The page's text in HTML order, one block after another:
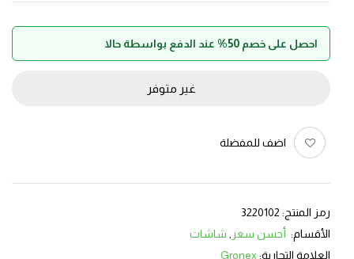
احصل على خصم 50% عند الدفع بواسطة حالا
غير متوفر
اضف للمفضلة
رمز المنتج: 3220102
الأقسام: أحسن سعر
شاشات
العلامة التجارية:Gronex